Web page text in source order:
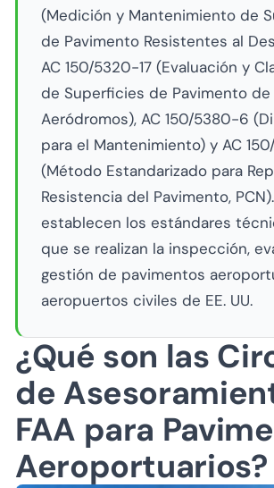
(Medición y Mantenimiento de
de Pavimento Resistentes al
AC 150/5320-17 (Evaluación y
de Superficies de Pavimento de
Aeródromos), AC 150/5380-6
para el Mantenimiento) y AC
(Método Estandarizado para
Resistencia del Pavimento,
establecen los estándares
que se realizan la inspección,
gestión de pavimentos
aeropuertos civiles de EE. UU.
¿Qué son las
de
FAA para
Aeroportuarios?